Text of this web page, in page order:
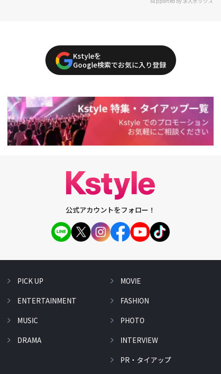
Kstyleを
Google検索でお気に入り登録
公式アカウントをフォロー！
PICK UP
ENTERTAINMENT
MUSIC
DRAMA
MOVIE
FASHION
PHOTO
INTERVIEW
PR・タイアップ